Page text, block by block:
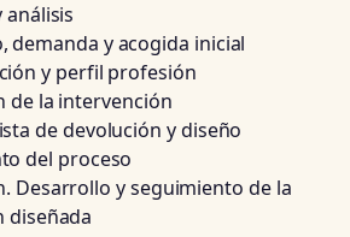
análisis
demanda y acogida inicial
y perfil profesión
de la intervención
de devolución y diseño
del proceso
Desarrollo y seguimiento de la
diseñada